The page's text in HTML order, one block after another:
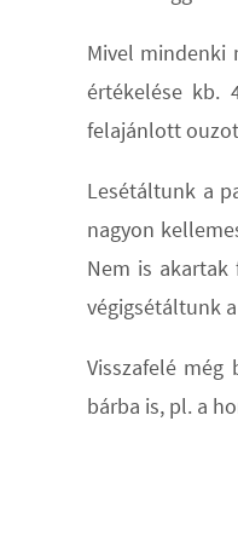
Mivel mindenki
értékelése kb.
felajánlott
Lesétáltunk a
nagyon
Nem is akartak
végigsétáltunk
Visszafelé
bárba is, pl. a